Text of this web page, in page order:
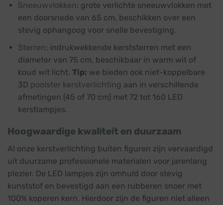
Sneeuwvlokken: grote verlichte sneeuwvlokken met
een doorsnede van 65 cm, beschikken over een
stevig ophangoog voor snelle bevestiging.
Sterren: indrukwekkende kerststerren met een
diameter van 75 cm, beschikbaar in warm wit of
koud wit licht. Tip: we bieden ook niet-koppelbare
3D poolster kerstverlichting aan in verschillende
afmetingen (45 of 70 cm) met 72 tot 160 LED
kerstlampjes.
Hoogwaardige kwaliteit en duurzaam
Al onze kerstverlichting buiten figuren zijn vervaardigd
uit duurzame professionele materialen voor jarenlang
plezier. De LED lampjes zijn omhuld door stevig
kunststof en bevestigd aan een rubberen snoer met
100% koperen kern. Hierdoor zijn de figuren niet alleen